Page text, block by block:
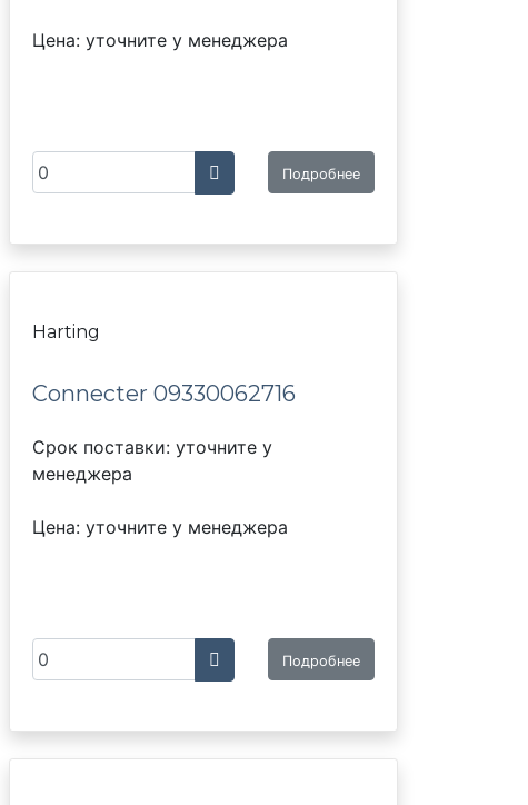
Цена: уточните у менеджера
Подробнее
Harting
Connecter 09330062716
Срок поставки: уточните у
менеджера
Цена: уточните у менеджера
Подробнее